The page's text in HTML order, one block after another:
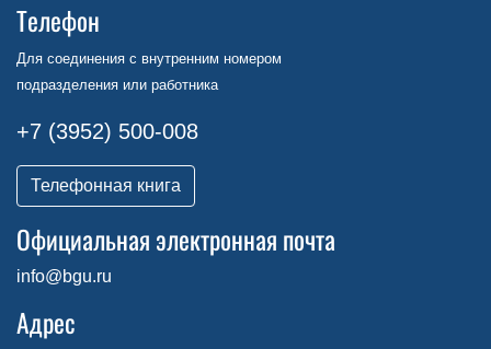
Телефон
Для соединения с внутренним номером
подразделения или работника
+7 (3952) 500-008
Телефонная книга
Официальная электронная почта
info@bgu.ru
Адрес